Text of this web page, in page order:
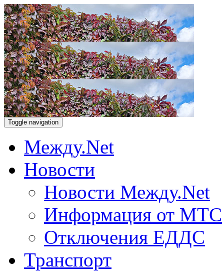
Toggle navigation
Между.Net
Новости
Новости Между.Net
Информация от МТС
Отключения ЕДДС
Транспорт